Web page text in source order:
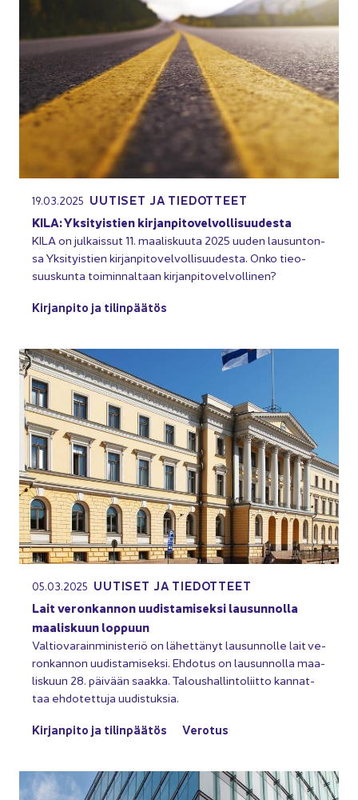
19.03.2025 UU­TI­SET JA TIE­DOT­TEET
KILA: Yk­si­tyis­tien kir­jan­pi­to­vel­vol­li­suu­des­ta
KILA on jul­kais­sut 11. maa­lis­kuu­ta 2025 uuden lausun­ton­
sa Yk­si­tyis­tien kir­jan­pi­to­vel­vol­li­suu­des­ta. Onko tie­o­
suus­kun­ta toi­min­nal­taan kir­jan­pi­to­vel­vol­li­nen?
Kir­jan­pi­to ja ti­lin­pää­tös
05.03.2025 UU­TI­SET JA TIE­DOT­TEET
Lait ve­ron­kan­non uu­dis­ta­mi­sek­si lausun­nol­la
maa­lis­kuun lop­puun
Val­tio­va­rain­mi­nis­te­riö on lä­het­tä­nyt lausun­nol­le lait ve­
ron­kan­non uu­dis­ta­mi­sek­si. Eh­do­tus on lausun­nol­la maa­
lis­kuun 28. päi­vään saak­ka. Ta­lous­hal­lin­to­liit­to kan­nat­
taa eh­do­tet­tu­ja uu­dis­tuk­sia.
Kir­jan­pi­to ja ti­lin­pää­tös Ve­ro­tus